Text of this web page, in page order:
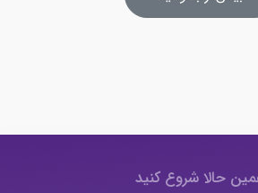
حالا شروع کنید